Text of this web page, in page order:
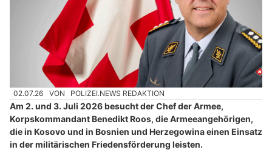
02.07.26 VON POLIZEI.NEWS REDAKTION
Am 2. und 3. Juli 2026 besucht der Chef der Armee,
Korpskommandant Benedikt Roos, die Armeeangehörigen,
die in Kosovo und in Bosnien und Herzegowina einen Einsatz
in der militärischen Friedensförderung leisten.